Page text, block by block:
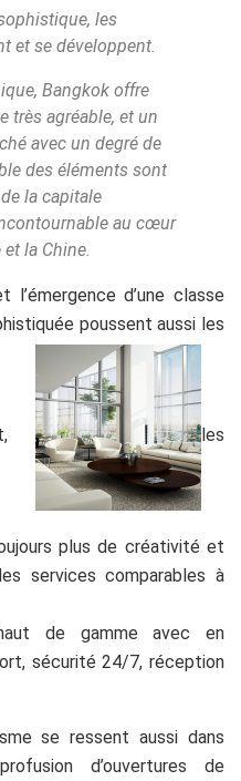
les
et se développent.
Bangkok offre
très agréable, et un
avec un degré de
des éléments sont
la capitale
au cœur
et la Chine.
l’émergence d’une classe
poussent aussi les
les
plus de créativité et
services comparables à
de gamme avec en
sécurité 24/7, réception
se ressent aussi dans
d’ouvertures de